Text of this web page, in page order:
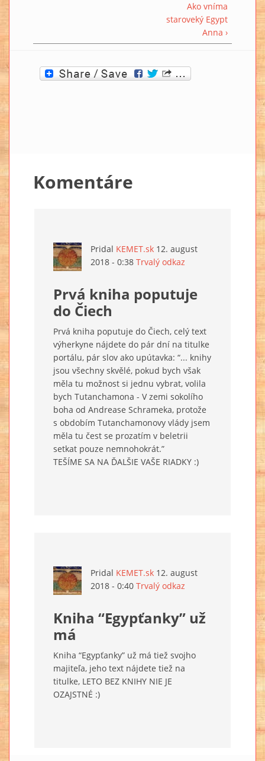
Ako vníma
staroveký Egypt
Anna ›
Komentáre
Pridal KEMET.sk 12. august
2018 - 0:38 Trvalý odkaz
Prvá kniha poputuje
do Čiech
Prvá kniha poputuje do Čiech, celý text
výherkyne nájdete do pár dní na titulke
portálu, pár slov ako upútavka: “... knihy
jsou všechny skvělé, pokud bych však
měla tu možnost si jednu vybrat, volila
bych Tutanchamona - V zemi sokolího
boha od Andrease Schrameka, protože
s obdobím Tutanchamonovy vlády jsem
měla tu čest se prozatím v beletrii
setkat pouze nemnohokrát.”
TEŠÍME SA NA ĎALŠIE VAŠE RIADKY :)
Pridal KEMET.sk 12. august
2018 - 0:40 Trvalý odkaz
Kniha “Egypťanky” už
má
Kniha “Egypťanky” už má tiež svojho
majiteľa, jeho text nájdete tiež na
titulke, LETO BEZ KNIHY NIE JE
OZAJSTNÉ :)